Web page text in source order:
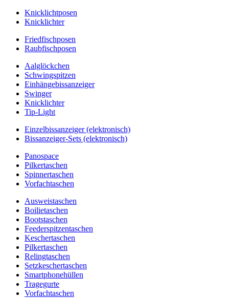
Knicklichtposen
Knicklichter
Friedfischposen
Raubfischposen
Aalglöckchen
Schwingspitzen
Einhängebissanzeiger
Swinger
Knicklichter
Tip-Light
Einzelbissanzeiger (elektronisch)
Bissanzeiger-Sets (elektronisch)
Panospace
Pilkertaschen
Spinnertaschen
Vorfachtaschen
Ausweistaschen
Boilietaschen
Bootstaschen
Feederspitzentaschen
Keschertaschen
Pilkertaschen
Relingtaschen
Setzkeschertaschen
Smartphonehüllen
Tragegurte
Vorfachtaschen